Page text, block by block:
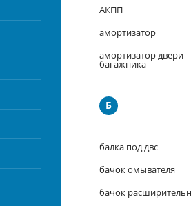
АКПП
амортизатор
амортизатор двери
багажника
Б
балка под двс
бачок омывателя
бачок